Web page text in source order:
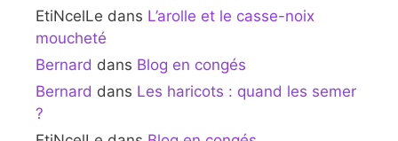
EtiNcelLe dans L’arolle et le casse-noix
moucheté
Bernard dans Blog en congés
Bernard dans Les haricots : quand les semer
?